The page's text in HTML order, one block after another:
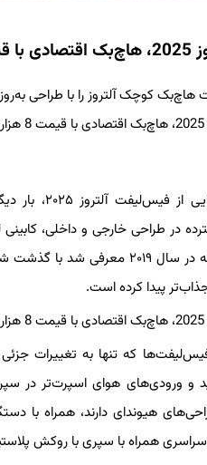
آلتروز را با طراحی به‌روز، کابین مجهز به نمایشگرهای
تاتا
پیدا کرده است.
هیوندای دارند، همراه با